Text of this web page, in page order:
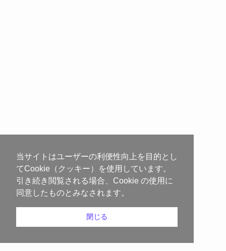
当サイトはユーザーの利便性向上を目的とし
てCookie（クッキー）を使用しています。
引き続き閲覧される場合、Cookie の使用に
同意したものとみなされます。
閉じる